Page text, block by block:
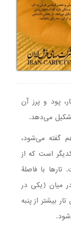
پود و پرز آن
می‌دهد.
گفته می‌شود،
است که از
با فاصلۀ
میان (یکی در
بیشتر از پنبه